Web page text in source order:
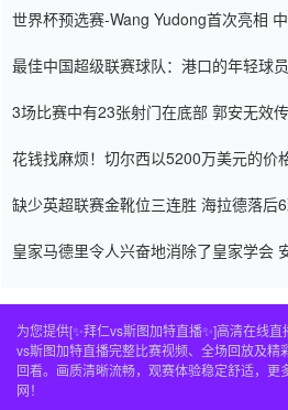
世界杯预选赛-Wang Yudong首次亮相
最佳中国超级联赛球队：港口的年轻球
3场比赛中有23张射门在底部 郭安无效
花钱找麻烦！切尔西以5200万美元的价
缺少英超联赛金靴位三连胜 海拉德落后
皇家马德里令人兴奋地消除了皇家学会
为您提供[✨拜仁vs斯图加特直播✨]高清在线
vs斯图加特直播完整比赛视频、全场回放及精
回看。画质清晰流畅，观赛体验稳定舒适，更
网！